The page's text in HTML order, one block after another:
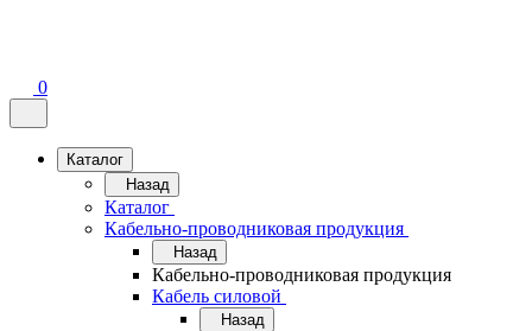
0
Каталог
Назад
Каталог
Кабельно-проводниковая продукция
Назад
Кабельно-проводниковая продукция
Кабель силовой
Назад